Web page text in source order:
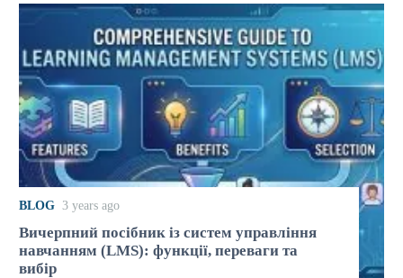
BLOG 3 years ago
Вичерпний посібник із систем управління
навчанням (LMS): функції, переваги та
вибір